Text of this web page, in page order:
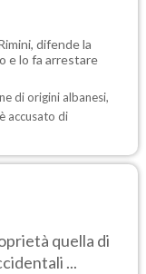
difende la
e lo fa arrestare
di origini albanesi,
accusato di
quella di
...